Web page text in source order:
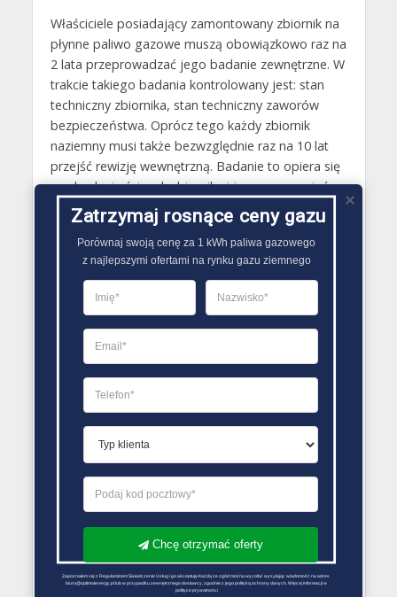
Właściciele posiadający zamontowany zbiornik na
płynne paliwo gazowe muszą obowiązkowo raz na
2 lata przeprowadzać jego badanie zewnętrzne. W
trakcie takiego badania kontrolowany jest: stan
techniczny zbiornika, stan techniczny zaworów
bezpieczeństwa. Oprócz tego każdy zbiornik
naziemny musi także bezwzględnie raz na 10 lat
przejść rewizję wewnętrzną. Badanie to opiera się
na zbadaniu ścianek zbiornika i jego wzmocnień.
Raz na 10 lat musi być również przeprowadzona
próba ciśnieniowa zbiornika. Wszelkie badania
techniczne zbiorników na płynne paliwo gazowe są
przeprowadzane przez Urząd Dozoru
PORÓWNYWARKA OFERT GAZU
Zatrzymaj rosnące ceny gazu
Porównaj swoją cenę za 1 kWh paliwa gazowego
z najlepszymi ofertami na rynku gazu ziemnego
Chcę otrzymać oferty
Zapoznałem się z Regulaminem Świadczenie Usług i go akceptuję Każdą ze zgód można wycofać wysyłając wiadomość na adres
biuro@optimalenergy.pl lub w przypadku zewnętrznego dostawcy, zgodnie z jego polityką ochrony danych. Więcej informacji w
polityce prywatności